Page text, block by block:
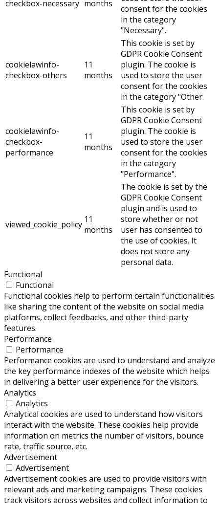
checkbox-necessary months
consent for the cookies
in the category
"Necessary".
cookielawinfo-
checkbox-others
11
months
This cookie is set by
GDPR Cookie Consent
plugin. The cookie is
used to store the user
consent for the cookies
in the category "Other.
cookielawinfo-
checkbox-
performance
11
months
This cookie is set by
GDPR Cookie Consent
plugin. The cookie is
used to store the user
consent for the cookies
in the category
"Performance".
viewed_cookie_policy 11
months
The cookie is set by the
GDPR Cookie Consent
plugin and is used to
store whether or not
user has consented to
the use of cookies. It
does not store any
personal data.
Functional
Functional
Functional cookies help to perform certain functionalities
like sharing the content of the website on social media
platforms, collect feedbacks, and other third-party
features.
Performance
Performance
Performance cookies are used to understand and analyze
the key performance indexes of the website which helps
in delivering a better user experience for the visitors.
Analytics
Analytics
Analytical cookies are used to understand how visitors
interact with the website. These cookies help provide
information on metrics the number of visitors, bounce
rate, traffic source, etc.
Advertisement
Advertisement
Advertisement cookies are used to provide visitors with
relevant ads and marketing campaigns. These cookies
track visitors across websites and collect information to